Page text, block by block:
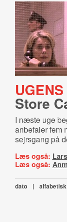
Store
I næste uge
anbefaler fem
sejrsgang på
Læs også:
Læs også:
dato | alfabetisk